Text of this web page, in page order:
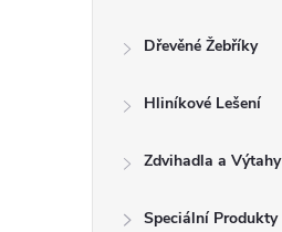
Dřevěné Žebříky
Hliníkové Lešení
Zdvihadla a Výtahy
Speciální Produkty